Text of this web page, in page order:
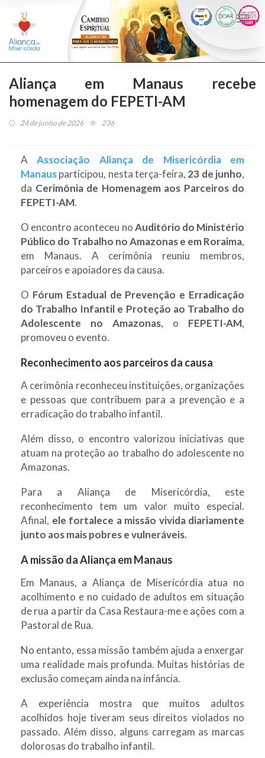
Aliança em Manaus recebe
homenagem do FEPETI-AM
24 de junho de 2026 236
AAssociação Aliança de Misericórdia em
Manausparticipou, nesta terça-feira, 23 de junho,
da Cerimônia de Homenagem aos Parceiros do
FEPETI-AM.
O encontro aconteceu noAuditório do Ministério
Público do Trabalho no Amazonas e em Roraima,
em Manaus. A cerimônia reuniu membros,
parceiros e apoiadores da causa.
O Fórum Estadual de Prevenção e Erradicação
do Trabalho Infantil e Proteção ao Trabalho do
Adolescente no Amazonas, o FEPETI-AM,
promoveu o evento.
Reconhecimento aos parceiros da causa
A cerimônia reconheceu instituições, organizações
e pessoas que contribuem para a prevenção e a
erradicação do trabalho infantil.
Além disso, o encontro valorizou iniciativas que
atuam na proteção ao trabalho do adolescente no
Amazonas.
Para a Aliança de Misericórdia, este
reconhecimento tem um valor muito especial.
Afinal, ele fortalece a missão vivida diariamente
junto aos mais pobres e vulneráveis.
A missão da Aliança em Manaus
Em Manaus, a Aliança de Misericórdia atua no
acolhimento e no cuidado de adultos em situação
de rua a partir da Casa Restaura-me e ações com a
Pastoral de Rua.
No entanto, essa missão também ajuda a enxergar
uma realidade mais profunda. Muitas histórias de
exclusão começam ainda na infância.
A experiência mostra que muitos adultos
acolhidos hoje tiveram seus direitos violados no
passado. Além disso, alguns carregam as marcas
dolorosas do trabalho infantil.